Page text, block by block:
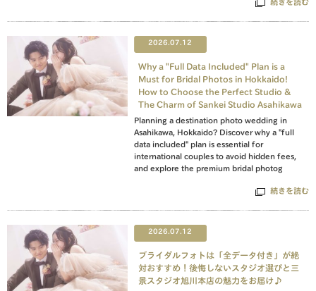
続きを読む
2026.07.12
Why a "Full Data Included" Plan is a
Must for Bridal Photos in Hokkaido!
How to Choose the Perfect Studio &
The Charm of Sankei Studio Asahikawa
Planning a destination photo wedding in
Asahikawa, Hokkaido? Discover why a "full
data included" plan is essential for
international couples to avoid hidden fees,
and explore the premium bridal photog
続きを読む
2026.07.12
ブライダルフォトは「全データ付き」が絶
対おすすめ！後悔しないスタジオ選びと三
景スタジオ旭川本店の魅力をお届け♪